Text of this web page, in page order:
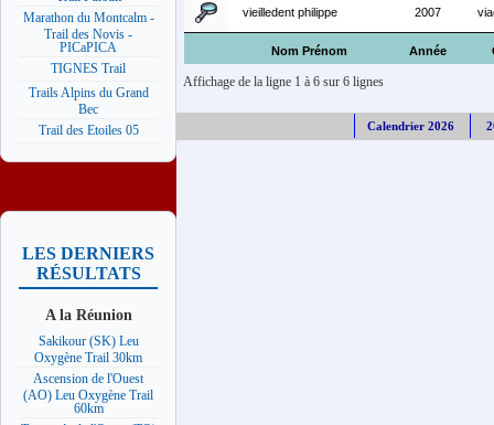
Marathon du Montcalm -
Trail des Novis -
PICaPICA
TIGNES Trail
Trails Alpins du Grand
Bec
Trail des Etoiles 05
LES DERNIERS
RÉSULTATS
A la Réunion
Sakikour (SK) Leu
Oxygène Trail 30km
Ascension de l'Ouest
(AO) Leu Oxygène Trail
60km
Nom Prénom Année
vieilledent philippe 2007
Affichage de la ligne 1 à 6 sur 6 lignes
Calendrier 2026